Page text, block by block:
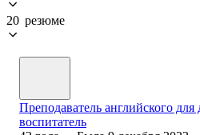
20 резюме
Преподаватель английского
воспитатель